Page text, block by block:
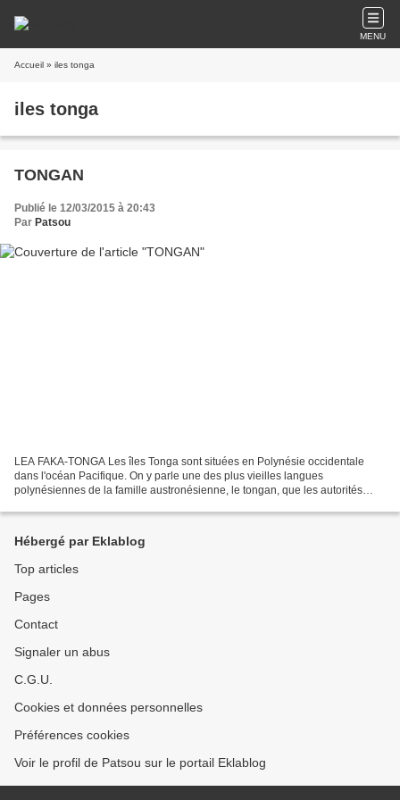
MENU
Accueil » iles tonga
iles tonga
TONGAN
Publié le 12/03/2015 à 20:43
Par Patsou
LEA FAKA-TONGA Les îles Tonga sont situées en Polynésie occidentale
dans l'océan Pacifique. On y parle une des plus vieilles langues
polynésiennes de la famille austronésienne, le tongan, que les autorités
Hébergé par Eklablog
Top articles
Pages
Contact
Signaler un abus
C.G.U.
Cookies et données personnelles
Préférences cookies
Voir le profil de Patsou sur le portail Eklablog